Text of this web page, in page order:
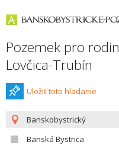
Pozemek pro
Lovčica-Trubín
Uložiť toto hladanie
Banskobystrický
Banská Bystrica